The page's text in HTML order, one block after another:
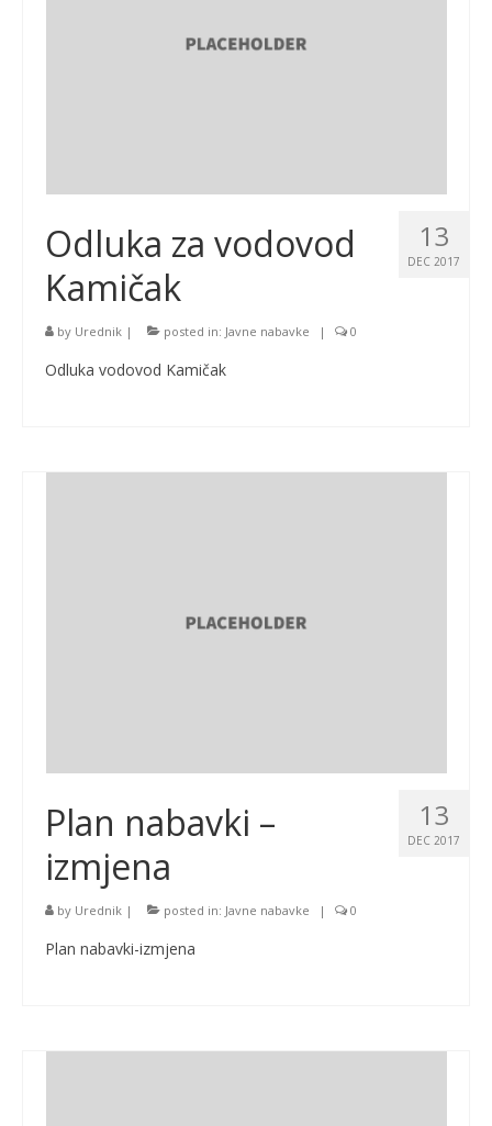
13
DEC 2017
Odluka za vodovod
Kamičak
by Urednik | posted in: Javne nabavke | 0
Odluka vodovod Kamičak
13
DEC 2017
Plan nabavki –
izmjena
by Urednik | posted in: Javne nabavke | 0
Plan nabavki-izmjena